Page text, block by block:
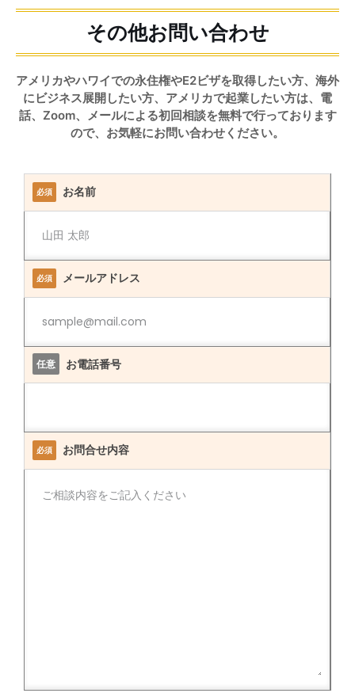
その他お問い合わせ
アメリカやハワイでの永住権やE2ビザを取得したい方、海外
にビジネス展開したい方、アメリカで起業したい方は、電
話、Zoom、メールによる初回相談を無料で行っております
ので、お気軽にお問い合わせください。
必須 お名前
必須 メールアドレス
任意 お電話番号
必須 お問合せ内容